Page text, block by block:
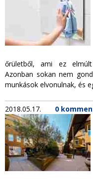
őrületből, ami ez
Azonban sokan nem
munkások elvonulnak, és
2018.05.17. 0